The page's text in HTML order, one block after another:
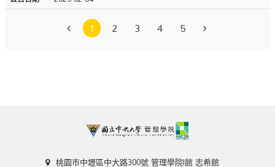
1 2 3 4 5
桃園市中壢區中大路300號 管理學院I館 志希館